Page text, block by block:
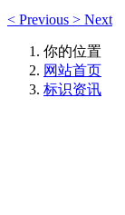
< Previous > Next
你的位置
网站首页
标识资讯